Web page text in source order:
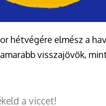
hétvégére elmész a
visszajövök,
a viccet!